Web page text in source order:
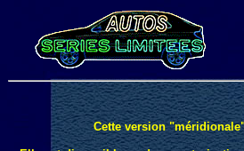
Cette version